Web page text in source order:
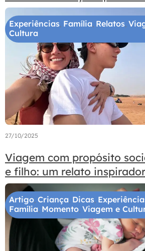
Experiências Família Relatos
Cultura
27/10/2025
Viagem com propósito
e filho: um relato inspirador
Artigo Criança Dicas
Família Momento Viagem e